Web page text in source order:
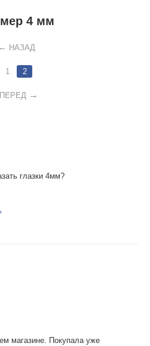
4 мм
НАЗАД
1 2
глазки 4мм?
магазине. Покупала уже